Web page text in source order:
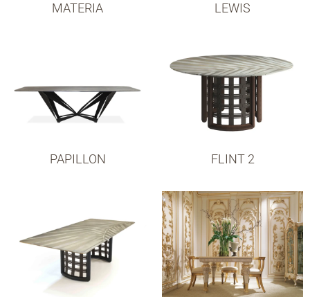
MATERIA LEWIS
PAPILLON FLINT 2